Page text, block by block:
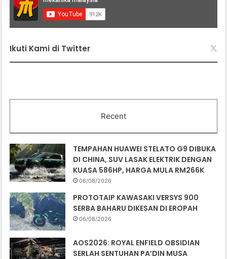
Ikuti Kami di Twitter
Recent
TEMPAHAN HUAWEI STELATO G9 DIBUKA
DI CHINA, SUV LASAK ELEKTRIK DENGAN
KUASA 586HP, HARGA MULA RM266K
06/08/2026
PROTOTAIP KAWASAKI VERSYS 900
SERBA BAHARU DIKESAN DI EROPAH
06/08/2026
AOS2026: ROYAL ENFIELD OBSIDIAN
SERLAH SENTUHAN PA’DIN MUSA